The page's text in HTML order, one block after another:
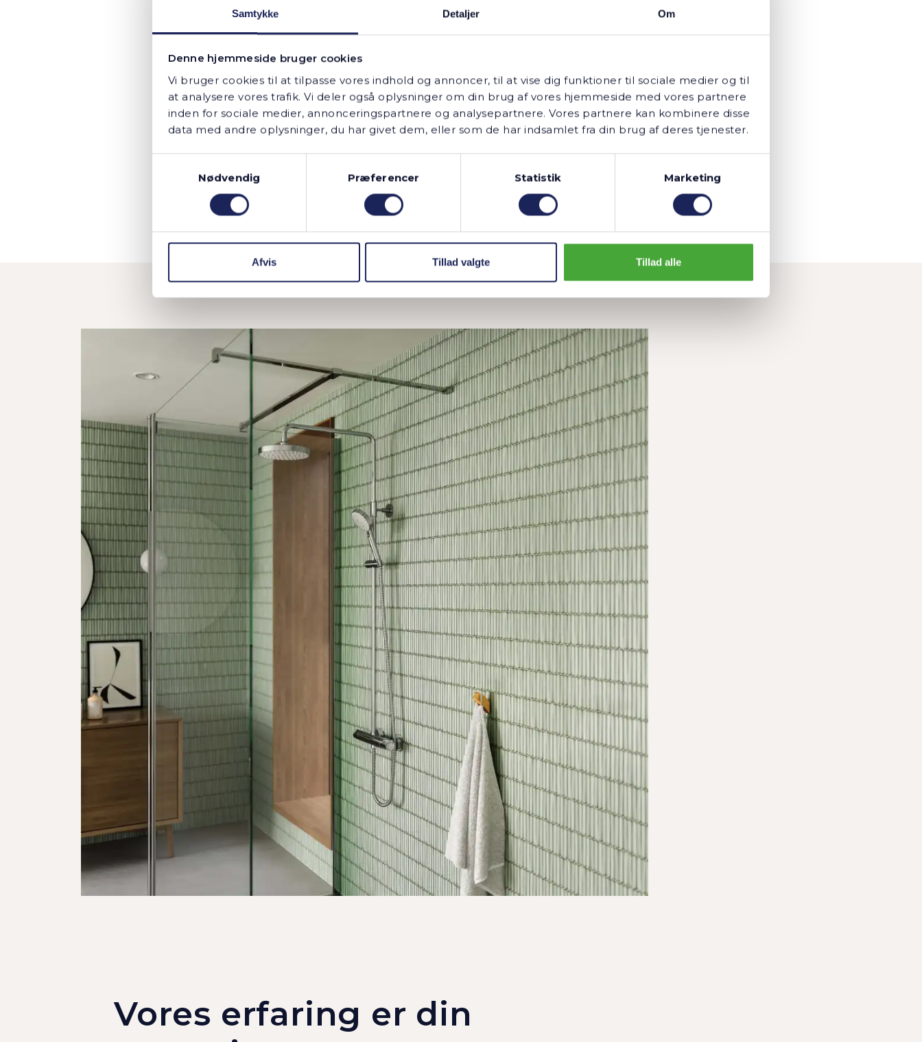
Samtykke Detaljer Om
Denne hjemmeside bruger cookies
Vi bruger cookies til at tilpasse vores indhold og annoncer, til at vise dig funktioner til sociale medier og til
at analysere vores trafik. Vi deler også oplysninger om din brug af vores hjemmeside med vores partnere
inden for sociale medier, annonceringspartnere og analysepartnere. Vores partnere kan kombinere disse
data med andre oplysninger, du har givet dem, eller som de har indsamlet fra din brug af deres tjenester.
Nødvendig
Præferencer Statistik Marketing
Afvis Tillad valgte Tillad alle
“Frede Andersen VVS har været
en uvurderlig hjælp med alt lige
fra farvesammensætning til
størrelser på tuden til vandhanen
– ja faktisk på alt.”
Vores erfaring er din